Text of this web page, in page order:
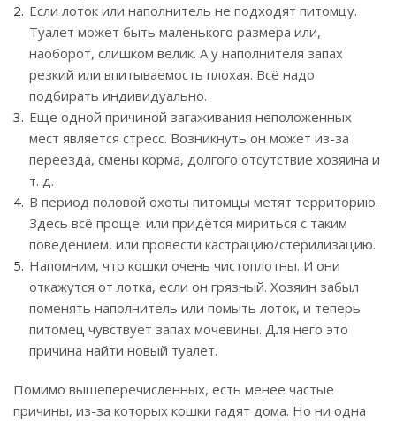
Если лоток или наполнитель не подходят питомцу.
Туалет может быть маленького размера или,
наоборот, слишком велик. А у наполнителя запах
резкий или впитываемость плохая. Всё надо
подбирать индивидуально.
Еще одной причиной загаживания неположенных
мест является стресс. Возникнуть он может из-за
переезда, смены корма, долгого отсутствие хозяина и
т. д.
В период половой охоты питомцы метят территорию.
Здесь всё проще: или придётся мириться с таким
поведением, или провести кастрацию/стерилизацию.
Напомним, что кошки очень чистоплотны. И они
откажутся от лотка, если он грязный. Хозяин забыл
поменять наполнитель или помыть лоток, и теперь
питомец чувствует запах мочевины. Для него это
причина найти новый туалет.
Помимо вышеперечисленных, есть менее частые
причины, из-за которых кошки гадят дома. Но ни одна